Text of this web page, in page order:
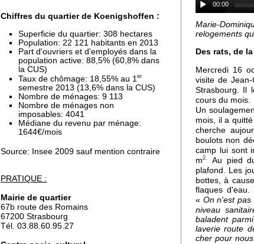
Hohberg ce vendredi
26 septembre 2019
La fête de rentrée de la
Montagne-Verte signe
son retour
25 septembre 2019
Le CSC Camille Claus
embauche des CDD pour
Trois blessés légers dans
l'incendie d'une cabine
de peinture
24 septembre 2019
Chiffres du quartier de Koenigshoffen :
Superficie du quartier: 308 hectares
Population: 22 121 habitants en 2013
Part d'ouvriers et d'employés dans la
population active: 88,5% (60,8% dans
la CUS)
Taux de chômage: 18,55% au 1 er
semestre 2013 (13,6% dans la CUS)
Nombre de ménages: 9 113
Nombre de ménages non
imposables: 4041
Médiane du revenu par ménage:
1644€/mois
Source: Insee 2009 sauf mention contraire
PRATIQUE :
Mairie de quartier
67b route des Romains
67200 Strasbourg
Tél. 03.88.60.95.27
00:00
Marie-
relogements
Des rats, de
Mercredi 16
visite de
Strasbourg. Il
cours du mois.
Un
mois, il a
cherche
boulots non
camp lui sont
m2.
Au pied
plafond. Les
bottes, à
flaques d'eau.
« On n'est pas
niveau
baladent
laverie route
cher pour